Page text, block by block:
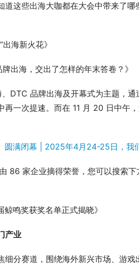
道这些出海大咖都在大会中带来了
海新火花》
出海，交出了怎样的年末答卷？》
DTC 品牌出海及开幕式为主题，
再一次提速。而在 11 月 20 日中午
86 家企业摘得荣誉，您可以搜索
鸣奖获奖名单正式揭晓》
产业
细分赛道，围绕海外新兴市场、游